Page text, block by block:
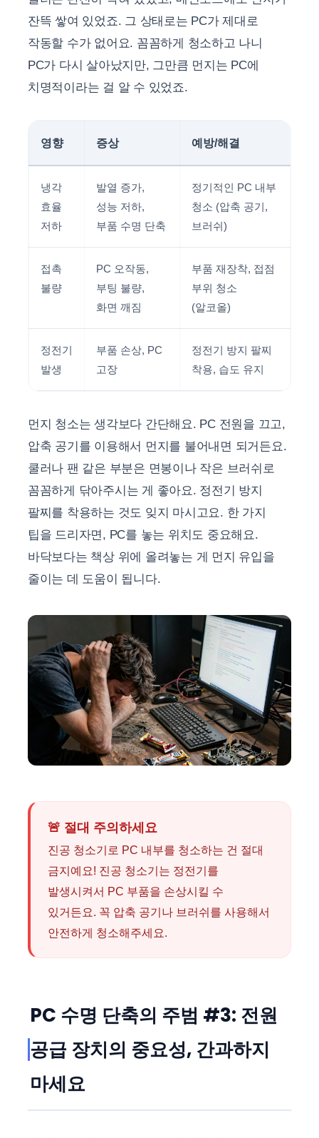
잔뜩 쌓여 있었죠. 그 상태로는 PC가 제대로
작동할 수가 없어요. 꼼꼼하게 청소하고 나니
PC가 다시 살아났지만, 그만큼 먼지는 PC에
치명적이라는 걸 알 수 있었죠.
영향 증상 예방/해결
냉각
효율
저하
발열 증가,
성능 저하,
부품 수명 단축
정기적인 PC 내부
청소 (압축 공기,
브러쉬)
접촉
불량
PC 오작동,
부팅 불량,
화면 깨짐
부품 재장착, 접점
부위 청소
(알코올)
정전기
발생
부품 손상, PC
고장
정전기 방지 팔찌
착용, 습도 유지
먼지 청소는 생각보다 간단해요. PC 전원을 끄고,
압축 공기를 이용해서 먼지를 불어내면 되거든요.
쿨러나 팬 같은 부분은 면봉이나 작은 브러쉬로
꼼꼼하게 닦아주시는 게 좋아요. 정전기 방지
팔찌를 착용하는 것도 잊지 마시고요. 한 가지
팁을 드리자면, PC를 놓는 위치도 중요해요.
바닥보다는 책상 위에 올려놓는 게 먼지 유입을
줄이는 데 도움이 됩니다.
🚨 절대 주의하세요
진공 청소기로 PC 내부를 청소하는 건 절대
금지예요! 진공 청소기는 정전기를
발생시켜서 PC 부품을 손상시킬 수
있거든요. 꼭 압축 공기나 브러쉬를 사용해서
안전하게 청소해주세요.
PC 수명 단축의 주범 #3: 전원
공급 장치의 중요성, 간과하지
마세요